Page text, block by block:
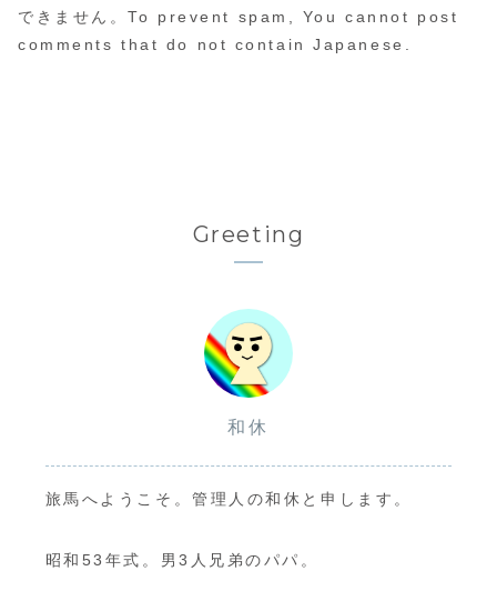
できません。To prevent spam, You cannot post
comments that do not contain Japanese.
Greeting
和休
旅馬へようこそ。管理人の和休と申します。
昭和53年式。男3人兄弟のパパ。